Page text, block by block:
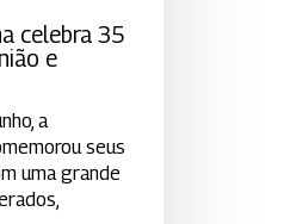
celebra 35
e
a
seus
uma grande